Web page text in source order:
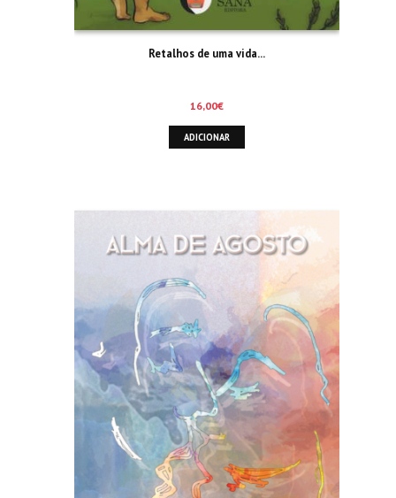
Retalhos de uma vida…
16,00€
ADICIONAR